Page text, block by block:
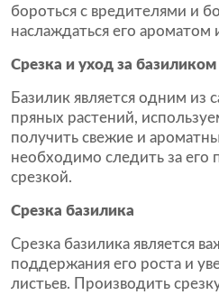
бороться с вредителями и
наслаждаться его ароматом
Срезка и уход за базиликом
Базилик является одним из
пряных растений,
получить свежие и
необходимо следить за
срезкой.
Срезка базилика
Срезка базилика является
поддержания его роста и
листьев. Производить